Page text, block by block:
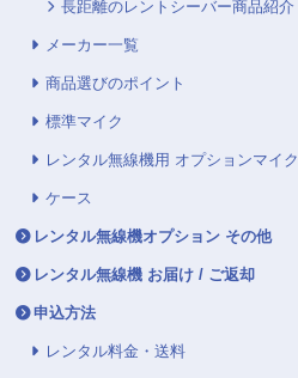
長距離のレントシーバー商品紹介
メーカー一覧
商品選びのポイント
標準マイク
レンタル無線機用 オプションマイク
ケース
レンタル無線機オプション その他
レンタル無線機 お届け / ご返却
申込方法
レンタル料金・送料